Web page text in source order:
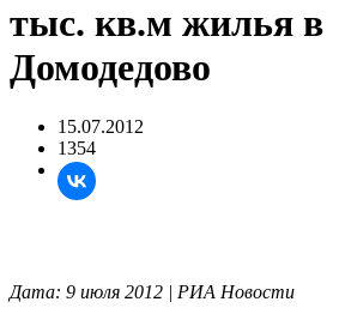
тыс. кв.м жилья в
Домодедово
15.07.2012
1354
Дата: 9 июля 2012 | РИА Новости